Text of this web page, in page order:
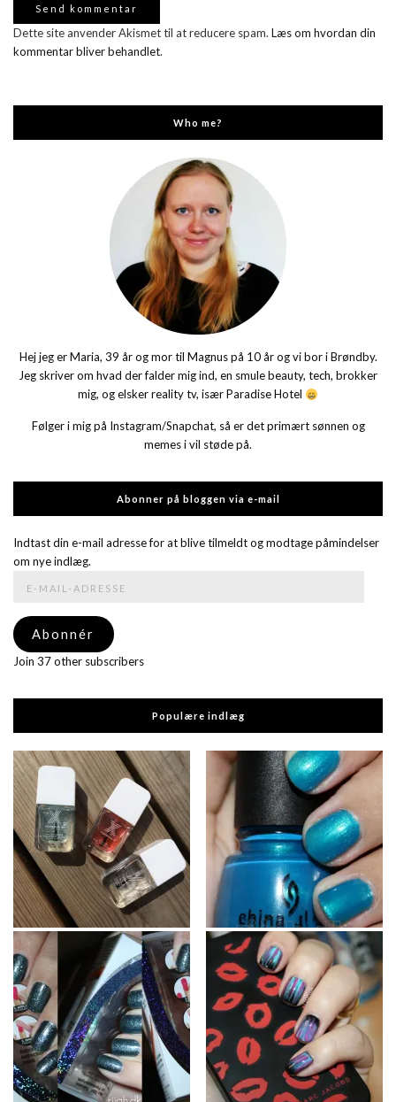
Dette site anvender Akismet til at reducere spam. Læs om hvordan din
kommentar bliver behandlet.
Who me?
Hej jeg er Maria, 39 år og mor til Magnus på 10 år og vi bor i Brøndby.
Jeg skriver om hvad der falder mig ind, en smule beauty, tech, brokker
mig, og elsker reality tv, især Paradise Hotel
Følger i mig på Instagram/Snapchat, så er det primært sønnen og
memes i vil støde på.
Abonner på bloggen via e-mail
Indtast din e-mail adresse for at blive tilmeldt og modtage påmindelser
om nye indlæg.
adresse
Abonnér
Join 37 other subscribers
Populære indlæg